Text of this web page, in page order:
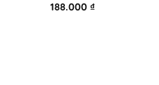
188.000 ₫